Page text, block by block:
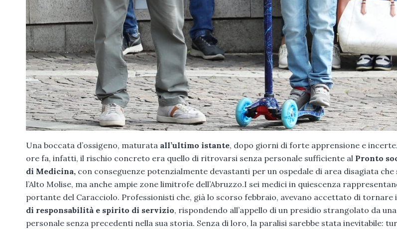
Una boccata d’ossigeno, maturata all’ultimo istante, dopo giorni di forte apprensione e
ore fa, infatti, il rischio concreto era quello di ritrovarsi senza personale sufficiente al Pronto
di Medicina, con conseguenze potenzialmente devastanti per un ospedale di area disagiata che
l’Alto Molise, ma anche ampie zone limitrofe dell’Abruzzo.I sei medici in quiescenza
portante del Caracciolo. Professionisti che, già lo scorso febbraio, avevano accettato di tornare
di responsabilità e spirito di servizio, rispondendo all’appello di un presidio strangolato da
personale senza precedenti nella sua storia. Senza di loro, la paralisi sarebbe stata inevitabile: